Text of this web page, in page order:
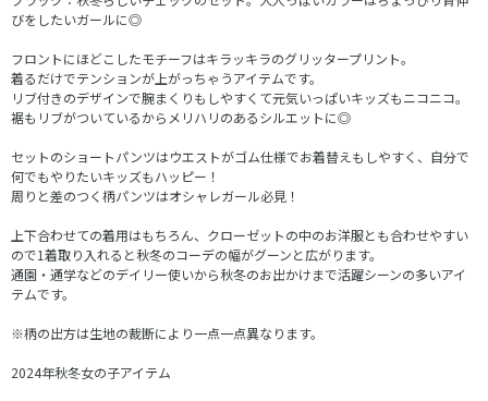
びをしたいガールに◎
フロントにほどこしたモチーフはキラッキラのグリッタープリント。
着るだけでテンションが上がっちゃうアイテムです。
リブ付きのデザインで腕まくりもしやすくて元気いっぱいキッズもニコニコ。
裾もリブがついているからメリハリのあるシルエットに◎
セットのショートパンツはウエストがゴム仕様でお着替えもしやすく、自分で
何でもやりたいキッズもハッピー！
周りと差のつく柄パンツはオシャレガール必見！
上下合わせての着用はもちろん、クローゼットの中のお洋服とも合わせやすい
ので1着取り入れると秋冬のコーデの幅がグーンと広がります。
通園・通学などのデイリー使いから秋冬のお出かけまで活躍シーンの多いアイ
テムです。
※柄の出方は生地の裁断により一点一点異なります。
2024年秋冬女の子アイテム